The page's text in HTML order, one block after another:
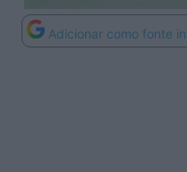
Adicionar como fonte